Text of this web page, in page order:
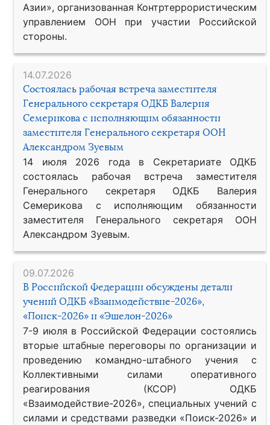
Азии», организованная Контртеррористическим
управлением ООН при участии Российской
стороны.
14.07.2026
Состоялась рабочая встреча заместителя
Генерального секретаря ОДКБ Валерия
Семерикова с исполняющим обязанности
заместителя Генерального секретаря ООН
Александром Зуевым
14 июля 2026 года в Секретариате ОДКБ
состоялась рабочая встреча заместителя
Генерального секретаря ОДКБ Валерия
Семерикова с исполняющим обязанности
заместителя Генерального секретаря ООН
Александром Зуевым.
09.07.2026
В Российской Федерации обсуждены детали
учений ОДКБ «Взаимодействие-2026»,
«Поиск-2026» и «Эшелон-2026»
7-9 июля в Российской Федерации состоялись
вторые штабные переговоры по организации и
проведению командно-штабного учения с
Коллективными силами оперативного
реагирования (КСОР) ОДКБ
«Взаимодействие-2026», специальных учений с
силами и средствами разведки «Поиск-2026» и